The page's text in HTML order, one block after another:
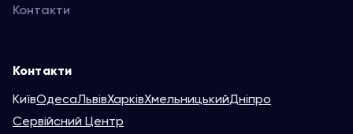
Контакти
Контакти
КиївОдесаЛьвівХарківХмельницькийДніпро
Сервійсний Центр